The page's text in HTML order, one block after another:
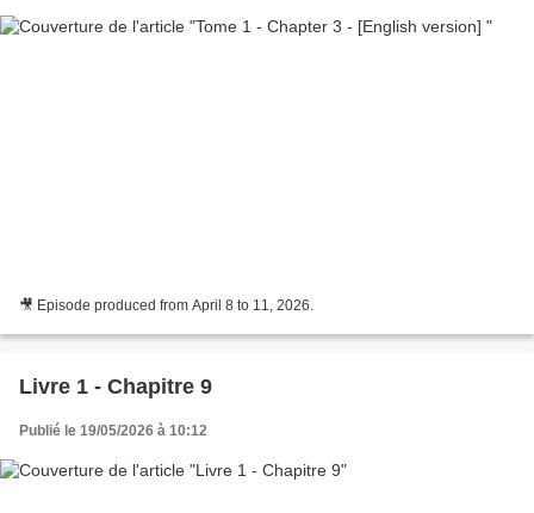
🎥 Episode produced from April 8 to 11, 2026.
Livre 1 - Chapitre 9
Publié le 19/05/2026 à 10:12